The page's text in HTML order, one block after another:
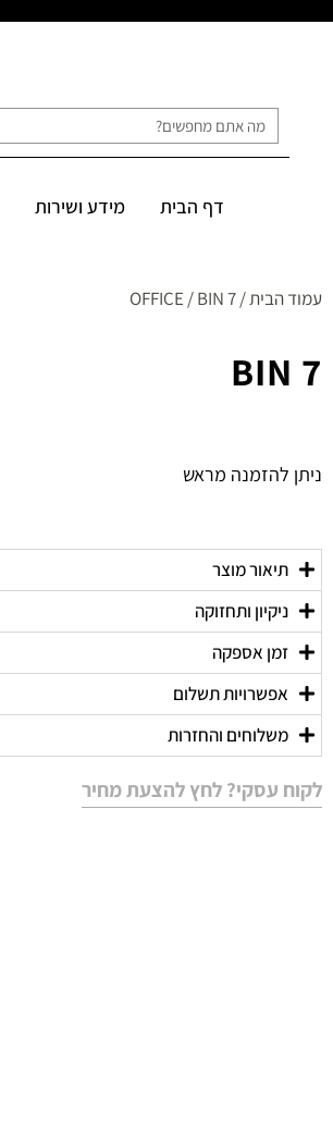
דף הבית מידע ושירות
עמוד הבית/
OFFICE / BIN 7
BIN 7
ניתן להזמנה מראש
תיאור מוצר
ניקיון ותחזוקה
זמן אספקה
אפשרויות תשלום
משלוחים והחזרות
לקוח עסקי? לחץ להצעת מחיר